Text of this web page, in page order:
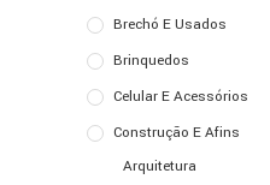
Brechó E Usados
Brinquedos
Celular E Acessórios
Construção E Afins
Arquitetura